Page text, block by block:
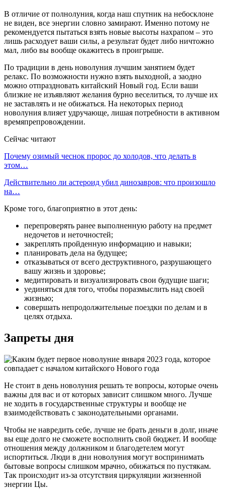
В отличие от полнолуния, когда наш спутник на небосклоне
не виден, все энергии словно замирают. Именно потому не
рекомендуется пытаться взять новые высоты нахрапом – это
лишь расходует ваши силы, а результат будет либо ничтожно
мал, либо вы вообще окажитесь в проигрыше.
По традиции в день новолуния лучшим занятием будет
релакс. По возможности нужно взять выходной, а заодно
можно отпраздновать китайский Новый год. Если ваши
близкие не изъявляют желания бурно веселиться, то лучше их
не заставлять и не обижаться. На некоторых период
новолуния влияет удручающе, лишая потребности в активном
времяпрепровождении.
Сейчас читают
Почему озимый чеснок пророс до холодов, что делать в
этом…
Действительно ли астероид убил динозавров: что произошло
на…
Кроме того, благоприятно в этот день:
перепроверять ранее выполненную работу на предмет
недочетов и неточностей;
закреплять пройденную информацию и навыки;
планировать дела на будущее;
отказываться от всего деструктивного, разрушающего
вашу жизнь и здоровье;
медитировать и визуализировать свои будущие шаги;
уединяться для того, чтобы поразмыслить над своей
жизнью;
совершать непродолжительные поездки по делам и в
целях отдыха.
Запреты дня
Не стоит в день новолуния решать те вопросы, которые очень
важны для вас и от которых зависит слишком много. Лучше
не ходить в государственные структуры и вообще не
взаимодействовать с законодательными органами.
Чтобы не навредить себе, лучше не брать деньги в долг, иначе
вы еще долго не сможете восполнить свой бюджет. И вообще
отношения между должником и благодетелем могут
испортиться. Люди в дни новолуния могут воспринимать
бытовые вопросы слишком мрачно, обижаться по пустякам.
Так происходит из-за отсутствия циркуляции жизненной
энергии Цы.